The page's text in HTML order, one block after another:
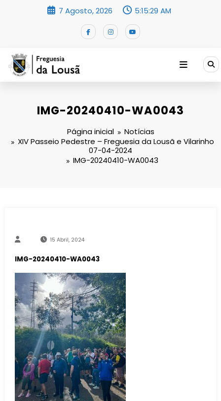
7 Agosto, 2026 5:15:30 AM
IMG-20240410-WA0043
Página inicial
Notícias
XIV Passeio Pedestre – Freguesia da Lousã e Vilarinho
07-04-2024
IMG-20240410-WA0043
15 Abril, 2024
IMG-20240410-WA0043